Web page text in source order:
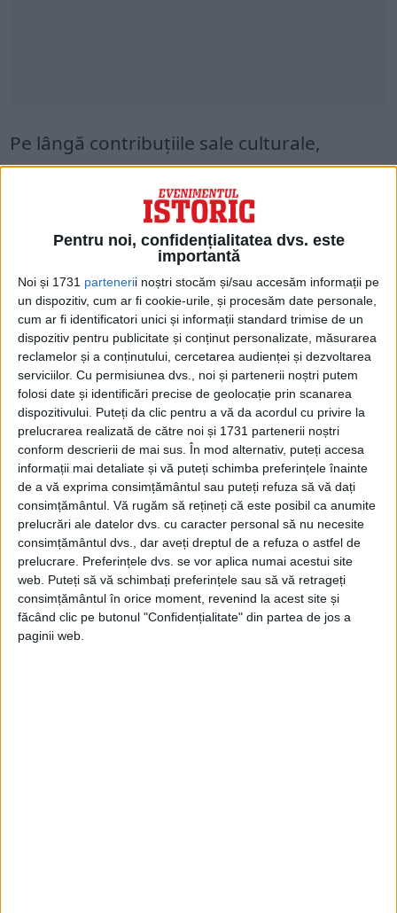
Pentru noi, confidențialitatea dvs. este
importantă
Noi și 1731 partenerii noștri stocăm și/sau accesăm informații pe
un dispozitiv, cum ar fi cookie-urile, și procesăm date personale,
cum ar fi identificatori unici și informații standard trimise de un
dispozitiv pentru publicitate și conținut personalizate, măsurarea
reclamelor și a conținutului, cercetarea audienței și dezvoltarea
serviciilor. Cu permisiunea dvs., noi și partenerii noștri putem
folosi date și identificări precise de geolocație prin scanarea
dispozitivului. Puteți da clic pentru a vă da acordul cu privire la
prelucrarea realizată de către noi și 1731 partenerii noștri
conform descrierii de mai sus. În mod alternativ, puteți accesa
informații mai detaliate și vă puteți schimba preferințele înainte
de a vă exprima consimțământul sau puteți refuza să vă dați
consimțământul. Vă rugăm să rețineți că este posibil ca anumite
prelucrări ale datelor dvs. cu caracter personal să nu necesite
consimțământul dvs., dar aveți dreptul de a refuza o astfel de
prelucrare. Preferințele dvs. se vor aplica numai acestui site
web. Puteți să vă schimbați preferințele sau să vă retrageți
consimțământul în orice moment, revenind la acest site și
făcând clic pe butonul "Confidențialitate" din partea de jos a
paginii web.
Pe lângă contribuțiile sale culturale,
Brâncoveanu a fost un om de stat abil care
a întărit poziția Țării Românești în regiune.
A cultivat relații bune cu Imperiul Otoman
și cu alte state învecinate. De asemenea, a
reformat administrația țării, eficientizând
birocrația acesteia. Unul dintre factorii
cheie în bogăția și succesul lui
Brâncoveanu a fost controlul strategic al
rutelor comerciale.
A încurajat comerțul și a înființat o clasă de
negustori puternică înȚara Românească
De asemenea, a deschis noi piețe pentru
mărfurile muntene, făcând din principat
unul dintre cele mai prospere state din
Balcani.